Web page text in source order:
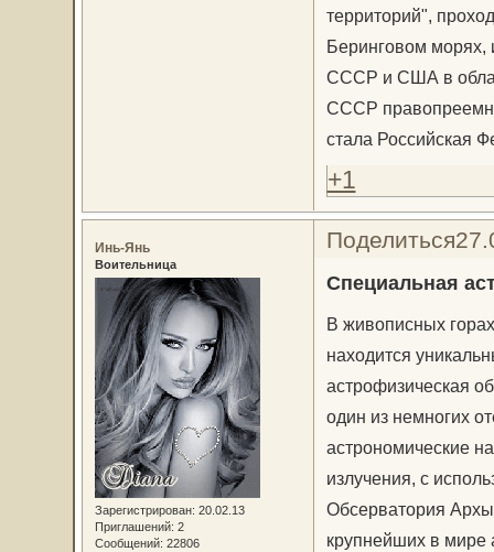
территорий",
Беринговом морях,
СССР и США в
СССР
стала Российская
+1
Поделиться
Инь-Янь
Воительница
Зарегистрирован: 20.02.13
Приглашений: 2
Сообщений: 22806
Специальная
В живописных
находится
астрофизическая
один из немногих
астрономические
излучения, с
Обсерватория
крупнейших в мире